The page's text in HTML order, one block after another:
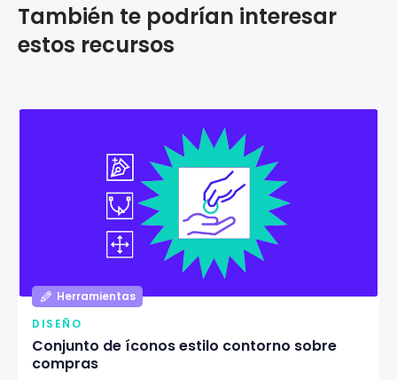
También te podrían interesar
estos recursos
Herramientas
DISEÑO
Conjunto de íconos estilo contorno sobre
compras